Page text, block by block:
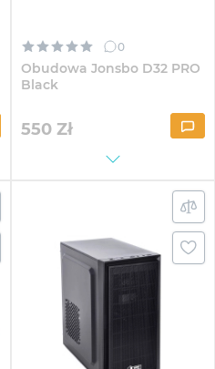
0
Obudowa Jonsbo D32 PRO
Black
550 Zł